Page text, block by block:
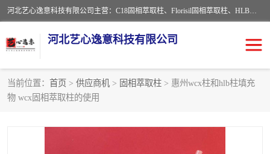
河北艺心逸意科技有限公司主营：C18固相萃取柱、Florisil固相萃取柱、HLB固相萃取柱、MCX固相萃取柱、QuEChERS、固相萃取空柱、针式过滤器 、固相萃取柱、黄曲霉毒素亲和柱。全国咨询热线：18630105913。河北艺心逸意科技有限公司接受来样定做，我们秉承着“顾客至上，锐意进取”的经营理念，坚持客户至上的原则为广大客户提供优质的服务，欢迎广大客户惠顾！免费咨询！
河北艺心逸意科技有限公司
当前位置： 首页 > 供应商机 > 固相萃取柱 > 惠州wcx柱和hlb柱填充
物 wcx固相萃取柱的使用
固相萃取柱